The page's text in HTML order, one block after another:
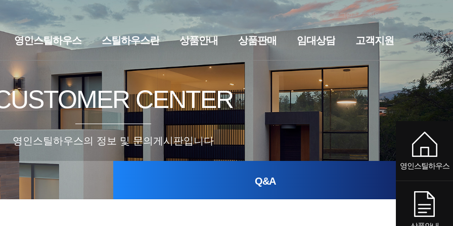
영인스틸하우스
홈 로그인 회원가입
영인스틸하우스
브랜드스토리 찾아오시는길
스틸하우스란
스틸하우스란
상품안내
세컨하우스·전원주택 기숙사·사무실 펜션
상품판매
세컨하우스·전원주택 기숙사·사무실
임대상담
임대상담
고객지원
공지사항
CENTER
영인스틸하우스의 정보 및 문의게시판입니다
Q&A